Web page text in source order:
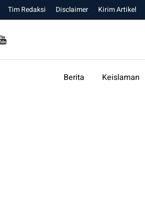
Tim Redaksi Disclaimer Kirim Artikel
Berita Keislaman